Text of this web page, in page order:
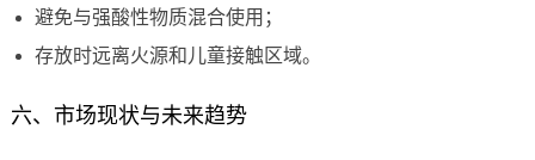
避免与强酸性物质混合使用；
存放时远离火源和儿童接触区域。
六、市场现状与未来趋势